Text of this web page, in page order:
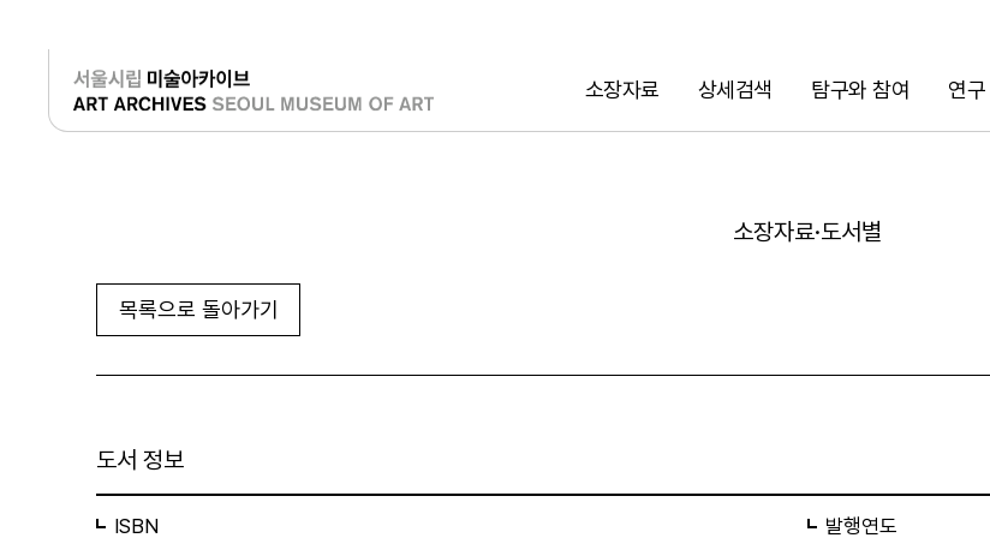
소장자료 상세검색 탐구와 참여 연구
검색
로그인
소장자료·도서별
목록으로 돌아가기
도서 정보
ISBN 발행연도